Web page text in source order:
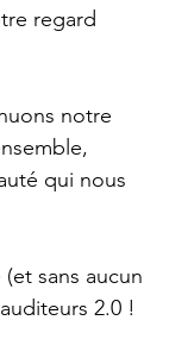
regard
notre
qui nous
sans aucun
2.0 !